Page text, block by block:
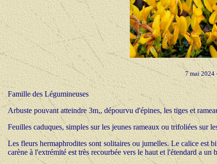
7 mai 2024
Famille des Légumineuses
Arbuste pouvant atteindre 3m,, dépourvu d'épines, les tiges et
Feuilles caduques, simples sur les jeunes rameaux ou trifoliées sur
Les fleurs hermaphrodites sont solitaires ou jumelles. Le calice est
carène à l'extrémité est très recourbée vers le haut et l'étendard a